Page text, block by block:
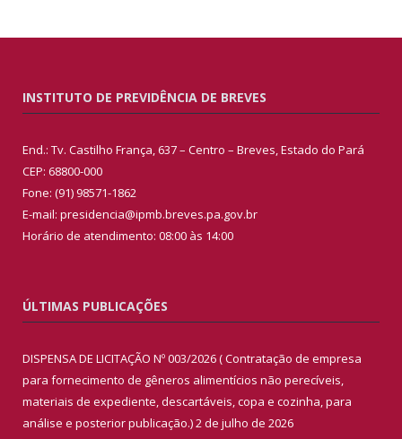
INSTITUTO DE PREVIDÊNCIA DE BREVES
End.: Tv. Castilho França, 637 – Centro – Breves, Estado do Pará
CEP: 68800-000
Fone: (91) 98571-1862
E-mail: presidencia@ipmb.breves.pa.gov.br
Horário de atendimento: 08:00 às 14:00
ÚLTIMAS PUBLICAÇÕES
DISPENSA DE LICITAÇÃO Nº 003/2026 ( Contratação de empresa
para fornecimento de gêneros alimentícios não perecíveis,
materiais de expediente, descartáveis, copa e cozinha, para
análise e posterior publicação.)2 de julho de 2026